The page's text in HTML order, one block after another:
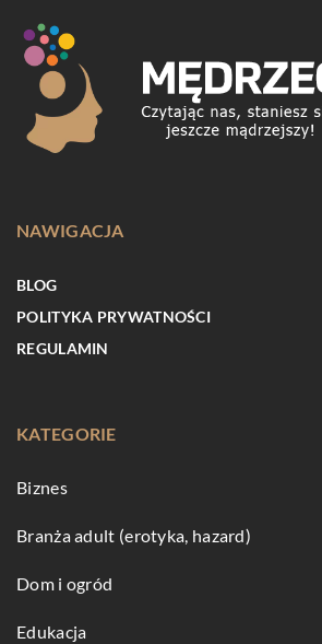
NAWIGACJA
BLOG
POLITYKA PRYWATNOŚCI
REGULAMIN
KATEGORIE
Biznes
Branża adult (erotyka, hazard)
Dom i ogród
Edukacja